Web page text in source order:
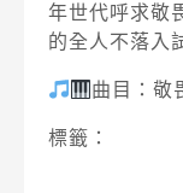
年世代呼求敬
的全人不落入
曲目：敬
標籤：